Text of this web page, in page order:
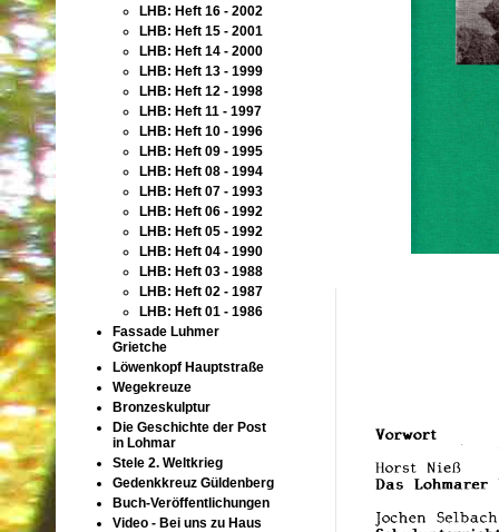
LHB: Heft 16 - 2002
LHB: Heft 15 - 2001
LHB: Heft 14 - 2000
LHB: Heft 13 - 1999
LHB: Heft 12 - 1998
LHB: Heft 11 - 1997
LHB: Heft 10 - 1996
LHB: Heft 09 - 1995
LHB: Heft 08 - 1994
LHB: Heft 07 - 1993
LHB: Heft 06 - 1992
LHB: Heft 05 - 1992
LHB: Heft 04 - 1990
LHB: Heft 03 - 1988
LHB: Heft 02 - 1987
LHB: Heft 01 - 1986
Fassade Luhmer
Grietche
Löwenkopf Hauptstraße
Wegekreuze
Bronzeskulptur
Die Geschichte der Post
in Lohmar
Stele 2. Weltkrieg
Gedenkkreuz Güldenberg
Buch-Veröffentlichungen
Video - Bei uns zu Haus